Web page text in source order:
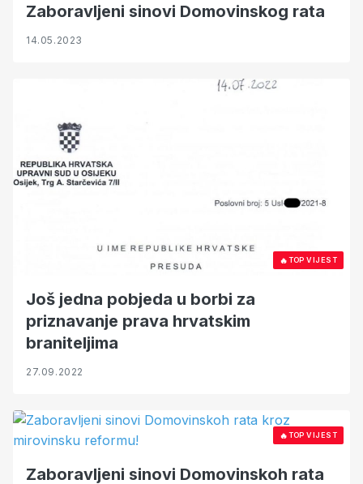
Zaboravljeni sinovi Domovinskog rata
14.05.2023
🔥TOP VIJEST
Još jedna pobjeda u borbi za
priznavanje prava hrvatskim
braniteljima
27.09.2022
🔥TOP VIJEST
Zaboravljeni sinovi Domovinskoh rata